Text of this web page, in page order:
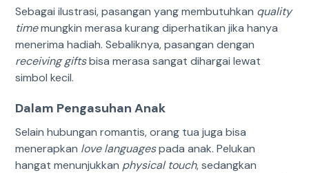
Sebagai ilustrasi, pasangan yang membutuhkan quality
timemungkin merasa kurang diperhatikan jika hanya
menerima hadiah. Sebaliknya, pasangan dengan
receiving giftsbisa merasa sangat dihargai lewat
simbol kecil.
Dalam Pengasuhan Anak
Selain hubungan romantis, orang tua juga bisa
menerapkan love languagespada anak. Pelukan
hangat menunjukkan physical touch, sedangkan